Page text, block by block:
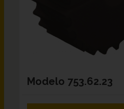
Modelo 753.62.23